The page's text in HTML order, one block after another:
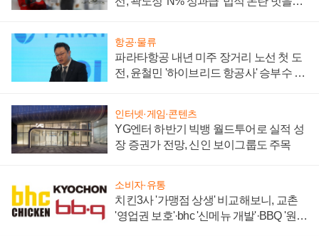
항공·물류
파라타항공 내년 미주 장거리 노선 첫 도
전, 윤철민 '하이브리드 항공사' 승부수 통
인터넷·게임·콘텐츠
YG엔터 하반기 빅뱅 월드투어로 실적 성
장 증권가 전망, 신인 보이그룹도 주목
소비자·유통
치킨3사 '가맹점 상생' 비교해보니, 교촌
'영업권 보호'·bhc '신메뉴 개발'·BBQ '원가